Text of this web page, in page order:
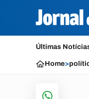
Últimas
Home>